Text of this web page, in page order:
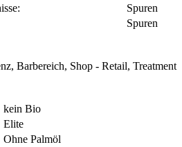
Spuren
Spuren
Barbereich, Shop - Retail, Treatment
kein Bio
Elite
Ohne Palmöl